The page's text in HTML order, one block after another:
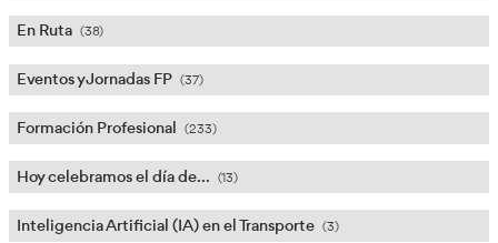
Conductor Ambulancia (5)
Conductores Profesionales
Consejero de Seguridad ADR (22)
COVID-19 (8)